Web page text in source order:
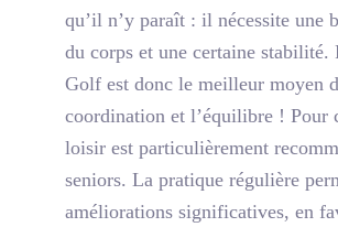
qu’il n’y paraît : il nécessite une
du corps et une certaine stabilité.
Golf est donc le meilleur moyen
coordination et l’équilibre ! Pour
loisir est particulièrement
seniors. La pratique régulière
améliorations significatives, en